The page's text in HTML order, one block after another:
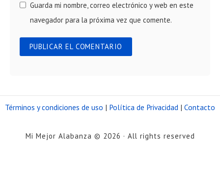
Guarda mi nombre, correo electrónico y web en este
navegador para la próxima vez que comente.
Términos y condiciones de uso | Política de Privacidad | Contacto
Mi Mejor Alabanza © 2026 · All rights reserved